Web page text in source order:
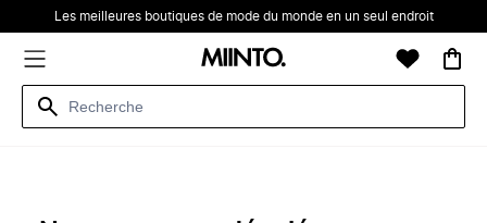
Les meilleures boutiques de mode du monde en un seul endroit